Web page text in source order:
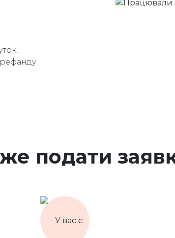
подати